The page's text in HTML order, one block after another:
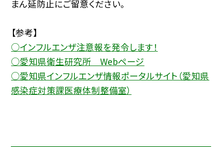
まん延防止にご留意ください。
【参考】
○インフルエンザ注意報を発令します！
○愛知県衛生研究所 Webページ
○愛知県インフルエンザ情報ポータルサイト（愛知県
感染症対策課医療体制整備室）